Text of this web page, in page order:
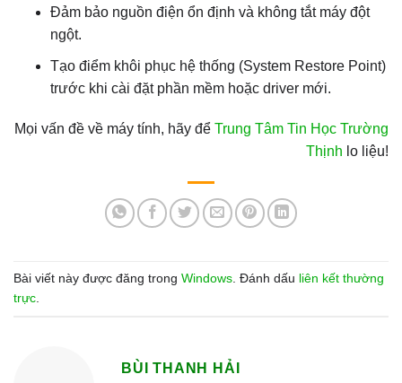
Đảm bảo nguồn điện ổn định và không tắt máy đột
ngột.
Tạo điểm khôi phục hệ thống (System Restore Point)
trước khi cài đặt phần mềm hoặc driver mới.
Mọi vấn đề về máy tính, hãy để Trung Tâm Tin Học Trường
Thịnh lo liệu!
Bài viết này được đăng trong Windows. Đánh dấu liên kết thường
trực.
BÙI THANH HẢI